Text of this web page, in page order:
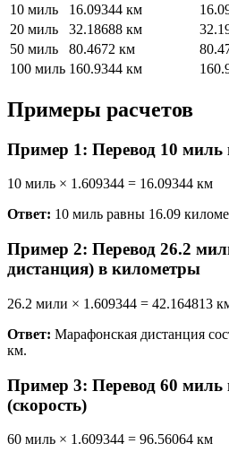
10 миль
16.09344 км
20 миль
32.18688 км
50 миль
80.4672 км
100 миль 160.9344 км
Примеры расчетов
Пример 1: Перевод 10 миль
10 миль × 1.609344 = 16.09344 км
Ответ: 10 миль равны 16.09
Пример 2: Перевод 26.2
дистанция) в километры
26.2 мили × 1.609344 = 42.164813
Ответ: Марафонская дистанция
км.
Пример 3: Перевод 60 миль
(скорость)
60 миль × 1.609344 = 96.56064 км